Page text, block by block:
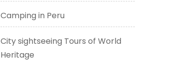
Camping in Peru
City sightseeing Tours of World
Heritage